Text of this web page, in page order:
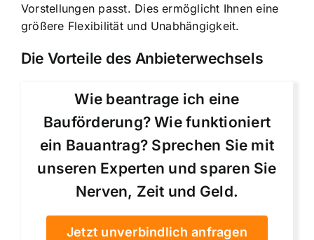
Vorstellungen passt. Dies ermöglicht Ihnen eine
größere Flexibilität und Unabhängigkeit.
Die Vorteile des Anbieterwechsels
Wie beantrage ich eine
Bauförderung? Wie funktioniert
ein Bauantrag? Sprechen Sie mit
unseren Experten und sparen Sie
Nerven, Zeit und Geld.
Jetzt unverbindlich anfragen